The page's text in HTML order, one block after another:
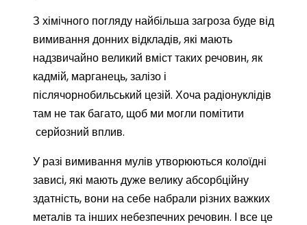
З хімічного погляду найбільша загроза буде від
вимивання донних відкладів, які мають
надзвичайно великий вміст таких речовин, як
кадмій, марганець, залізо і
післячорнобильський цезій. Хоча радіонуклідів
там не так багато, щоб ми могли помітити
серйозний вплив.
У разі вимивання мулів утворюються колоїдні
зависі, які мають дуже велику абсорбційну
здатність, вони на себе набрали різних важких
металів та інших небезпечних речовин. І все це